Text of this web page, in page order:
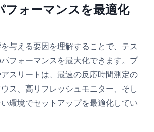
フォーマンスを最適化
与える要因を理解することで、テス
パフォーマンスを最大化できます。プ
スリートは、最速の反応時間測定の
ス、高リフレッシュモニター、そし
環境でセットアップを最適化してい